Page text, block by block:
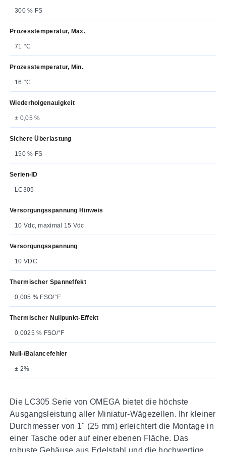
300 % FS
Prozesstemperatur, Max.
71 °C
Prozesstemperatur, Min.
16 °C
Wiederholgenauigkeit
± 0,05 %
Sichere Überlastung
150 % FS
Serien-ID
LC305
Versorgungsspannung Hinweis
10 Vdc, maximal 15 Vdc
Versorgungsspannung
10 VDC
Thermischer Spanneffekt
0,005 % FSO/°F
Thermischer Nullpunkt-Effekt
0,0025 % FSO/°F
Null-/Balancefehler
± 2%
Die LC305 Serie von OMEGA bietet die höchste
Ausgangsleistung aller Miniatur-Wägezellen. Ihr kleiner
Durchmesser von 1" (25 mm) erleichtert die Montage in
einer Tasche oder auf einer ebenen Fläche. Das
robuste Gehäuse aus Edelstahl und die hochwertige